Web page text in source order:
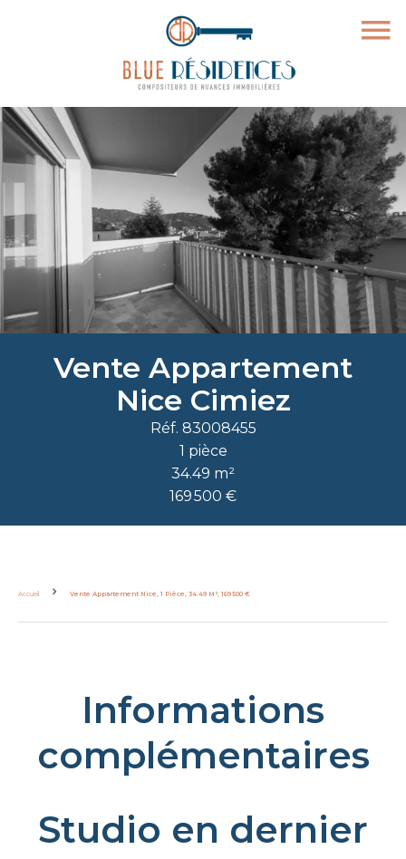
Vente Appartement
Nice Cimiez
Réf. 83008455
1 pièce
34.49 m²
169 500 €
Accueil Vente Appartement Nice, 1 Pièce, 34.49 M², 169 500 €
Informations
complémentaires
Studio en dernier